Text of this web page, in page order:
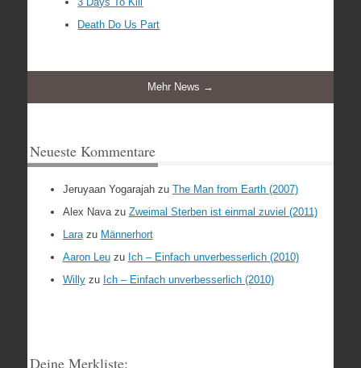
Death Do Us Part
Mehr News →
Neueste Kommentare
Jeruyaan Yogarajahzu The Man from Earth (2007)
Alex Navazu Zweimal Sterben ist einmal zuviel (2011)
Larazu Männerhort
Aaron Leuzu Ich – Einfach unverbesserlich (2010)
Willyzu Ich – Einfach unverbesserlich (2010)
Deine Merkliste: